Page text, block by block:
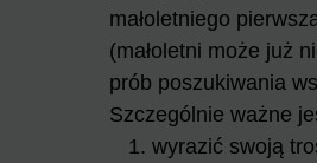
małoletniego
(małoletni może już
prób poszukiwania
Szczególnie ważne
wyrazić swoją